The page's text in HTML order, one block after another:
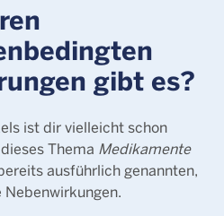
gibt es?
ist dir vielleicht schon
Thema Medikamente
ausführlich genannten,